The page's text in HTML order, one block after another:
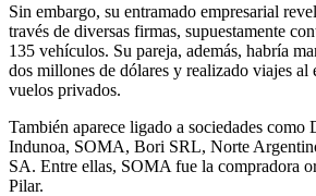
Sin embargo, su entramado empresarial
través de diversas firmas, supuestamente
135 vehículos. Su pareja, además, habría
dos millones de dólares y realizado viajes al
vuelos privados.
También aparece ligado a sociedades
Indunoa, SOMA, Bori SRL, Norte
SA. Entre ellas, SOMA fue la compradora
Pilar.